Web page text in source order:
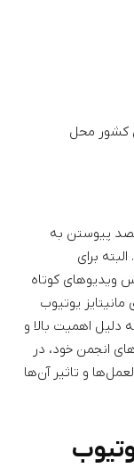
کشور محل
قصد پیوستن به
برای
ویدیوهای کوتاه
یوتیوب
دلیل اهمیت بالا و
انجمن خود، در
و تاثیر آن‌ها